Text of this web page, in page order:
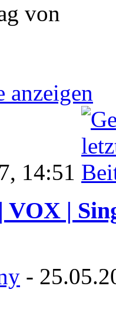
von
anzeigen
14:51
VOX |
-